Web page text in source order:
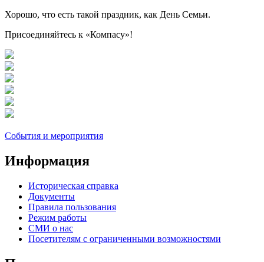
Хорошо, что есть такой праздник, как День Семьи.
Присоединяйтесь к «Компасу»!
События и мероприятия
Информация
Историческая справка
Документы
Правила пользования
Режим работы
СМИ о нас
Посетителям с ограниченными возможностями